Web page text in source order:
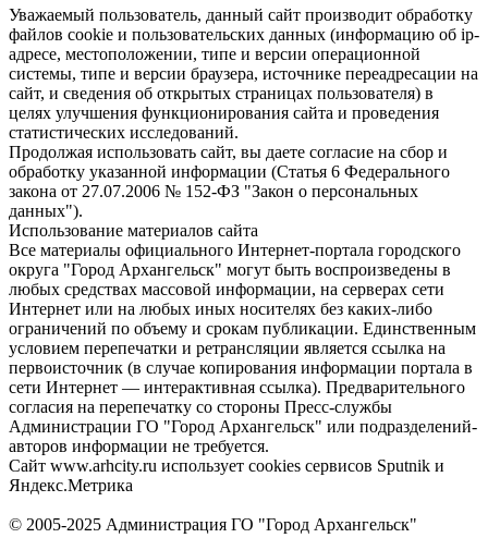
Уважаемый пользователь, данный сайт производит обработку
файлов cookie и пользовательских данных (информацию об ip-
адресе, местоположении, типе и версии операционной
системы, типе и версии браузера, источнике переадресации на
сайт, и сведения об открытых страницах пользователя) в
целях улучшения функционирования сайта и проведения
статистических исследований.
Продолжая использовать сайт, вы даете согласие на сбор и
обработку указанной информации (Статья 6 Федерального
закона от 27.07.2006 № 152-ФЗ "Закон о персональных
данных").
Использование материалов сайта
Все материалы официального Интернет-портала городского
округа "Город Архангельск" могут быть воспроизведены в
любых средствах массовой информации, на серверах сети
Интернет или на любых иных носителях без каких-либо
ограничений по объему и срокам публикации. Единственным
условием перепечатки и ретрансляции является ссылка на
первоисточник (в случае копирования информации портала в
сети Интернет — интерактивная ссылка). Предварительного
согласия на перепечатку со стороны Пресс-службы
Администрации ГО "Город Архангельск" или подразделений-
авторов информации не требуется.
Сайт www.arhcity.ru использует cookies сервисов Sputnik и
Яндекс.Метрика
© 2005-2025 Администрация ГО "Город Архангельск"